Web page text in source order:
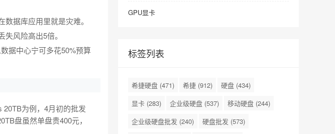
据库应用里就是灾难。
风险高出5倍。
据中心宁可多花50%预算
为例，4月初的批发
盘虽然单盘贵400元，
GPU显卡
标签列表
希捷硬盘 (471) 希捷 (912) 硬盘 (434)
显卡 (283) 企业级硬盘 (537) 移动硬盘 (244)
企业级硬盘批发 (240) 硬盘批发 (573)